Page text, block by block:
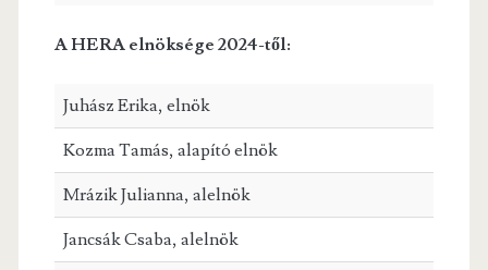
A HERA elnöksége 2024-től:
Juhász Erika, elnök
Kozma Tamás, alapító elnök
Mrázik Julianna, alelnök
Jancsák Csaba, alelnök